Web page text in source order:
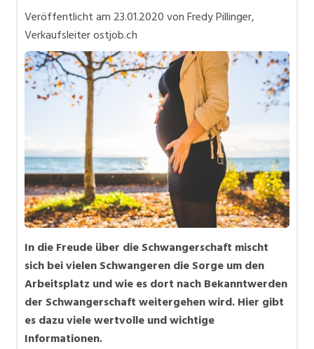
Job-Coach
Job-Storys
Job-Tipps
Stellensuche
Videos
Veröffentlicht am 23.01.2020von Fredy Pillinger,
Verkaufsleiter ostjob.ch
In die Freude über die Schwangerschaft mischt
sich bei vielen Schwangeren die Sorge um den
Arbeitsplatz und wie es dort nach Bekanntwerden
der Schwangerschaft weitergehen wird. Hier gibt
es dazu viele wertvolle und wichtige
Informationen.